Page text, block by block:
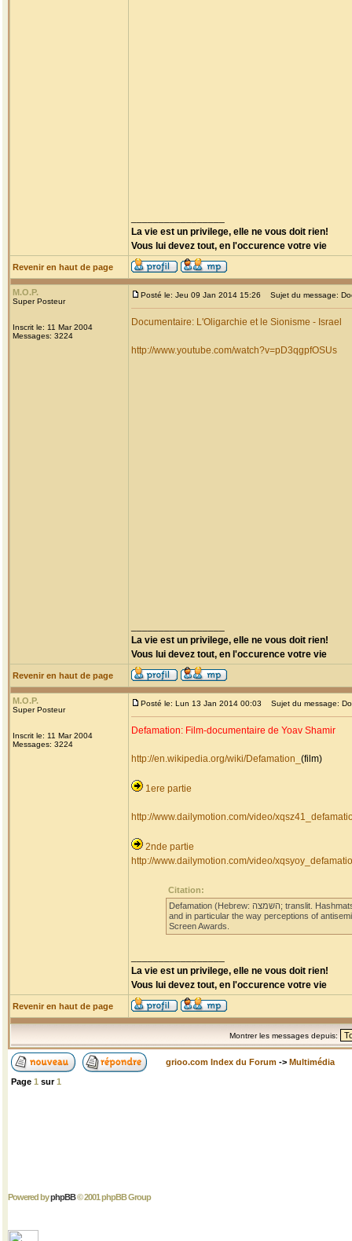
La vie est un privilege, elle ne vous doit rien!
Vous lui devez tout, en l'occurence votre vie
Revenir en haut de page
M.O.P.
Super Posteur
Inscrit le: 11 Mar 2004
Messages: 3224
Posté le: Jeu 09 Jan 2014 15:26 Sujet du message:
Documentaire: L'Oligarchie et le Sionisme - Israel
http://www.youtube.com/watch?v=pD3qgpfOSUs
La vie est un privilege, elle ne vous doit rien!
Vous lui devez tout, en l'occurence votre vie
Revenir en haut de page
M.O.P.
Super Posteur
Inscrit le: 11 Mar 2004
Messages: 3224
Posté le: Lun 13 Jan 2014 00:03 Sujet du message:
Defamation: Film-documentaire de Yoav Shamir
http://en.wikipedia.org/wiki/Defamation_ (film)
1ere partie
http://www.dailymotion.com/video/
2nde partie
http://www.dailymotion.com/video/
Citation:
Defamation (Hebrew: השמצה‎; translit. Hashmatsa) is a 2009 documentary film by award-winning filmmaker Yoav Shamir. The film examines antisemitism,
and in particular the way perceptions of
Screen Awards.
La vie est un privilege, elle ne vous doit rien!
Vous lui devez tout, en l'occurence votre vie
Revenir en haut de page
Montrer les messages depuis:
grioo.com Index du Forum -> Multimédia
Page 1 sur1
Powered byphpBB© 2001 phpBB Group